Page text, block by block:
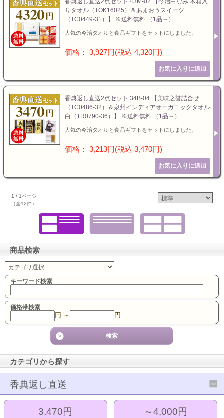
りタオル（TOK16025）＆あまおうスイーツ
（TC0449-31）】 ※送料無料 （1品～）
人気の今治タオルと食品ギフトをセットにしました。
価格： 3,927円(税込 4,320円)
香典返し直送2点セット 34B-04 【美味之誉詰合せ
（TC0486-32）＆泉州インディアオーガニックタオル
白（TR0790-36）】 ※送料無料 （1品～）
人気の今治タオルと食品ギフトをセットにしました。
価格： 3,213円(税込 3,470円)
1 / 1ページ
（全12件）
商品検索
キーワード検索
価格帯検索
円 ～ 円
カテゴリから探す
香典返し直送
3,470円 ～4,000円